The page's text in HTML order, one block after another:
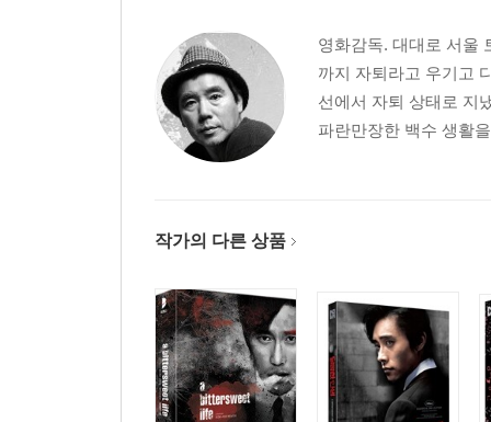
영화감독. 대대로 서울
까지 자퇴라고 우기고
선에서 자퇴 상태로 지
파란만장한 백수 생활
작가의 다른 상품